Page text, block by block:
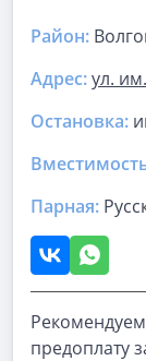
Район:
Адрес:ул.
Остановка:
Парная:
предоплату